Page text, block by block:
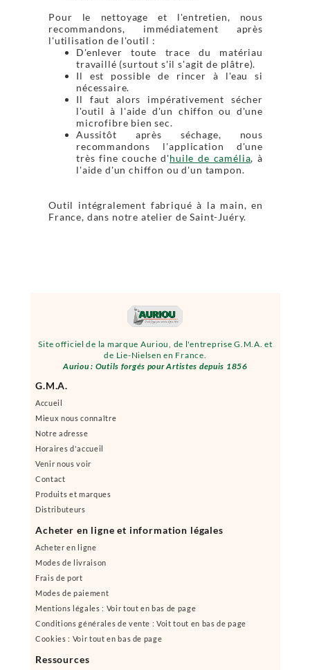
Site officiel de la marque Auriou, de l'entreprise G.M.A. et
de Lie-Nielsen en France.
Auriou : Outils forgés pour Artistes depuis 1856
G.M.A.
Accueil
Mieux nous connaître
Notre adresse
Horaires d'accueil
Venir nous voir
Contact
Produits et marques
Distributeurs
Acheter en ligne et information légales
Acheter en ligne
Modes de livraison
Frais de port
Modes de paiement
Mentions légales : Voir tout en bas de page
Conditions générales de vente : Voit tout en bas de page
Cookies : Voir tout en bas de page
Ressources
Pour le nettoyage et l'entretien, nous
recommandons, immédiatement après
l'utilisation de l'outil :
D'enlever toute trace du matériau
travaillé (surtout s'il s'agit de plâtre).
Il est possible de rincer à l'eau si
nécessaire.
Il faut alors impérativement sécher
l'outil à l'aide d'un chiffon ou d'une
microfibre bien sec.
Aussitôt après séchage, nous
recommandons l'application d'une
très fine couche d'huile de camélia, à
l'aide d'un chiffon ou d'un tampon.
Outil intégralement fabriqué à la main, en
France, dans notre atelier de Saint-Juéry.